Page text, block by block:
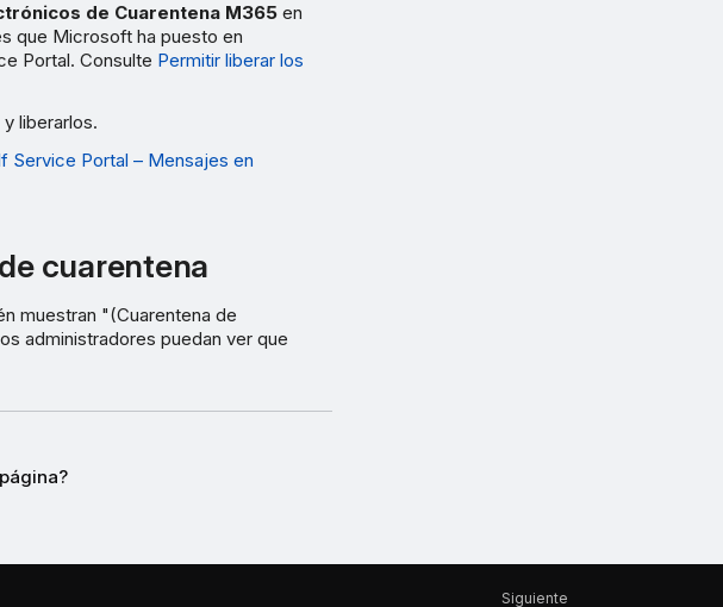
de Cuarentena M365 en
que Microsoft ha puesto en
Portal. Consulte Permitir liberar los
liberarlos.
Service Portal – Mensajes en
cuarentena
muestran "(Cuarentena de
administradores puedan ver que
Siguiente